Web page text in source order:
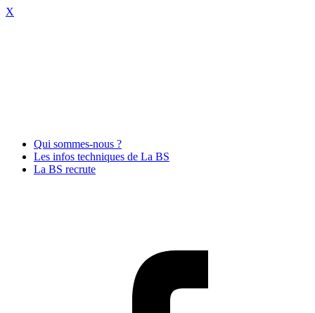
X
Qui sommes-nous ?
Les infos techniques de La BS
La BS recrute